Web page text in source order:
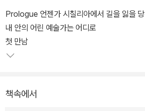
2007년 가을, 지금은 장수 여행 프로그램으
계테마기행]의 런칭을 준비하던 제작진이 작
그들이 작가에게 어떤 곳을 여행하고 싶냐고
는 '마치 오래 준비해온 대답'처럼 시칠리아라
섯 달 만에 아내와 함께 다시 시칠리아로 떠난
Prologue 언젠가 시칠리아에서 길을 잃을
내 안의 어린 예술가는 어디로
첫 만남
책속에서